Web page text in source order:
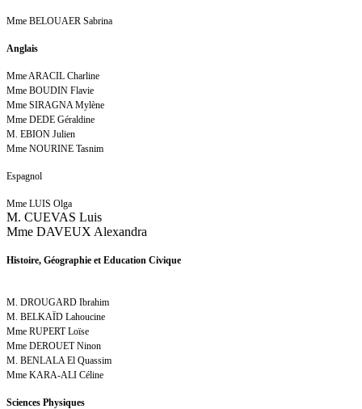
Mme BELOUAER Sabrina
Anglais
Mme ARACIL Charline
Mme BOUDIN Flavie
Mme SIRAGNA Mylène
Mme DEDE Géraldine
M. EBION Julien
Mme NOURINE Tasnim
Espagnol
Mme LUIS Olga
M. CUEVAS Luis
Mme DAVEUX Alexandra
Histoire, Géographie et Education Civique
M. DROUGARD Ibrahim
M. BELKAÏD Lahoucine
Mme RUPERT Loïse
Mme DEROUET Ninon
M. BENLALA El Quassim
Mme KARA-ALI Céline
Sciences Physiques